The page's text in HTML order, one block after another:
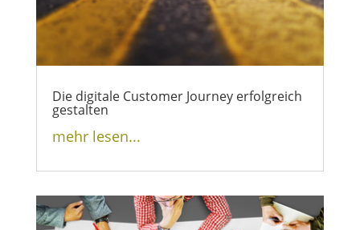
Die digitale Customer Journey erfolgreich
gestalten
mehr lesen...